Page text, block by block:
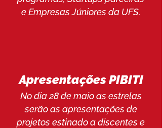
e Empresas Júniores da UFS.
Apresentações PIBITI
No dia 28 de maio as estrelas
serão as apresentações de
projetos estinado a discentes e